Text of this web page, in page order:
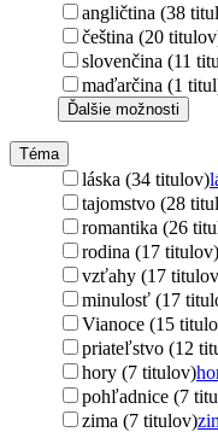
angličtina (38
čeština (20
slovenčina (11
maďarčina (1
Ďalšie možnosti
Téma
láska (34 titulov)
tajomstvo (28
romantika (26
rodina (17 titulov)
vzťahy (17
minulosť (17
Vianoce (15
priateľstvo (12
hory (7 titulov)
pohľadnice (7
zima (7 titulov)